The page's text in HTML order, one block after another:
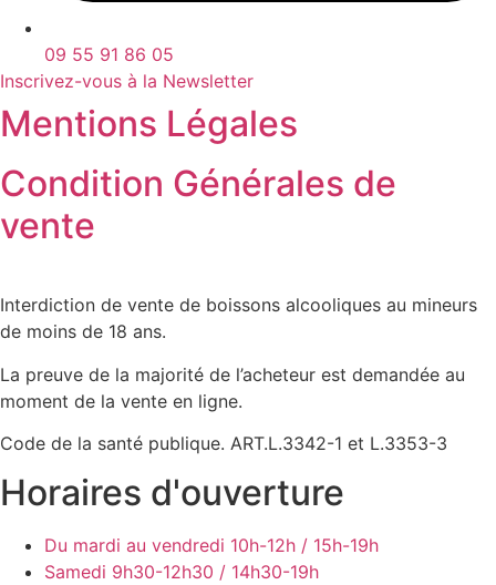
09 55 91 86 05
Inscrivez-vous à la Newsletter
Mentions Légales
Condition Générales de
vente
Interdiction de vente de boissons alcooliques au mineurs
de moins de 18 ans.
La preuve de la majorité de l’acheteur est demandée au
moment de la vente en ligne.
Code de la santé publique. ART.L.3342-1 et L.3353-3
Horaires d'ouverture
Du mardi au vendredi 10h-12h / 15h-19h
Samedi 9h30-12h30 / 14h30-19h